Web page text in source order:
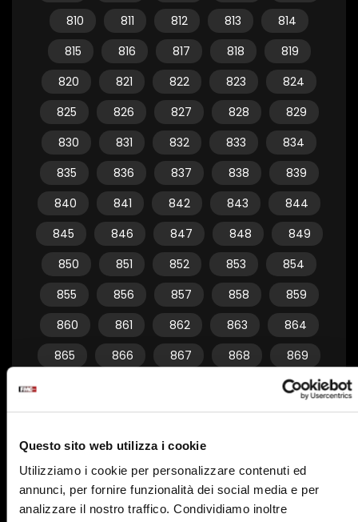
Questo sito web utilizza i cookie
Utilizziamo i cookie per personalizzare contenuti ed
annunci, per fornire funzionalità dei social media e per
analizzare il nostro traffico. Condividiamo inoltre
810
811 812 813
814
815
816 817 818
819
820
821 822 823
824
825
826 827 828
829
830
831 832 833
834
835
836 837 838
839
840
841 842 843
844
845
846 847 848
849
850
851 852 853
854
855
856 857 858
859
860
861 862 863
864
865
866 867 868
869
874
875
876 877 878
879
880
881 882
885
886 887 888
889
890
891 892 893 894